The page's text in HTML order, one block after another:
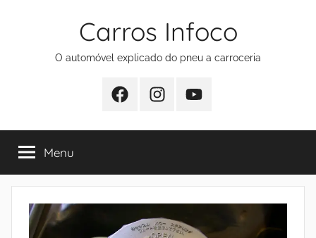
Carros Infoco
O automóvel explicado do pneu a carroceria
FacebookInstagramYoutube
Menu